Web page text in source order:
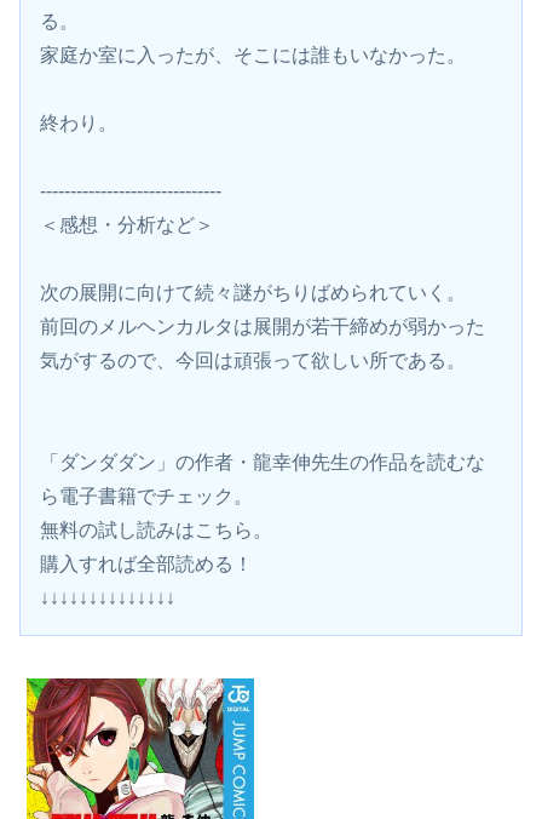
る。
家庭か室に入ったが、そこには誰もいなかった。
終わり。
------------------------------
＜感想・分析など＞
次の展開に向けて続々謎がちりばめられていく。
前回のメルヘンカルタは展開が若干締めが弱かった
気がするので、今回は頑張って欲しい所である。
「ダンダダン」の作者・龍幸伸先生の作品を読むな
ら電子書籍でチェック。
無料の試し読みはこちら。
購入すれば全部読める！
↓↓↓↓↓↓↓↓↓↓↓↓↓↓